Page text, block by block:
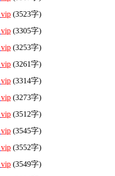
vip (3523字)
vip (3305字)
vip (3253字)
vip (3261字)
vip (3314字)
vip (3273字)
vip (3512字)
vip (3545字)
vip (3552字)
vip (3549字)